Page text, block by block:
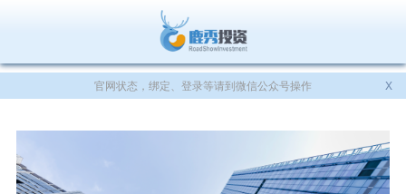
官网状态，绑定、登录等请到微信公众号操作 X